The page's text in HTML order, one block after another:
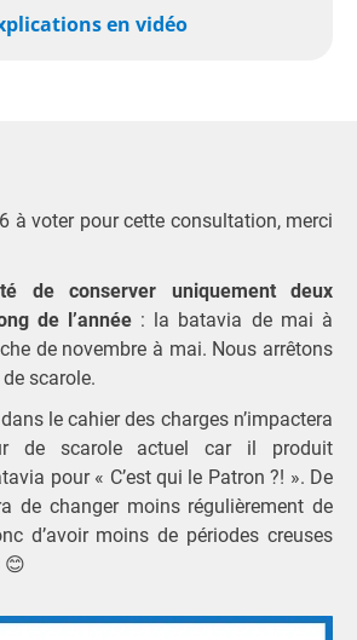
en vidéo
à voter pour cette consultation, merci
de conserver uniquement deux
de l’année: la batavia de mai à
de novembre à mai. Nous arrêtons
scarole.
le cahier des charges n’impactera
de scarole actuel car il produit
pour « C’est qui le Patron ?! ». De
de changer moins régulièrement de
d’avoir moins de périodes creuses
😊